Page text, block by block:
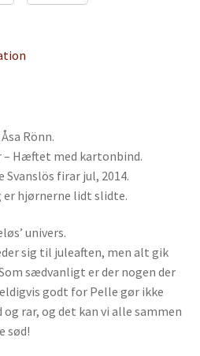
Rönn.
– Hæftet med kartonbind.
firar jul, 2014.
er hjørnerne lidt slidte.
univers.
sig til juleaften, men alt gik
sædvanligt er der nogen der
godt for Pelle gør ikke
rar, og det kan vi alle sammen
sød!